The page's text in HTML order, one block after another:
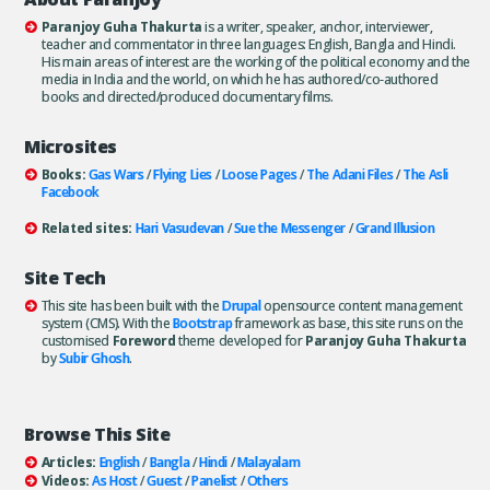
Paranjoy Guha Thakurtais a writer, speaker, anchor, interviewer,
teacher and commentator in three languages: English, Bangla and Hindi.
His main areas of interest are the working of the political economy and the
media in India and the world, on which he has authored/co-authored
books and directed/produced documentary films.
Microsites
Books:Gas Wars/Flying Lies/Loose Pages/The Adani Files/The Asli
Facebook
Related sites: Hari Vasudevan/Sue the Messenger/Grand Illusion
Site Tech
This site has been built with theDrupalopensource content management
system (CMS). With theBootstrapframework as base, this site runs on the
customised Forewordtheme developed forParanjoy Guha Thakurta
bySubir Ghosh.
Browse This Site
Articles: English/Bangla/Hindi/Malayalam
Videos: As Host/Guest/Panelist/Others